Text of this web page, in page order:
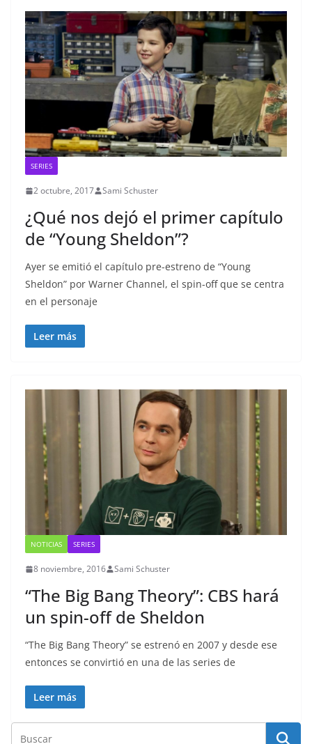
SERIES
2 octubre, 2017 Sami Schuster
¿Qué nos dejó el primer capítulo
de “Young Sheldon”?
Ayer se emitió el capítulo pre-estreno de “Young
Sheldon” por Warner Channel, el spin-off que se centra
en el personaje
Leer más
NOTICIAS SERIES
8 noviembre, 2016 Sami Schuster
“The Big Bang Theory”: CBS hará
un spin-off de Sheldon
“The Big Bang Theory” se estrenó en 2007 y desde ese
entonces se convirtió en una de las series de
Leer más